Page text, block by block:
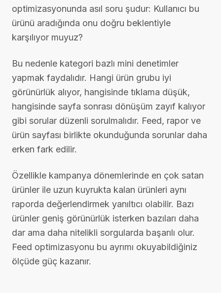
optimizasyonunda asıl soru şudur: Kullanıcı bu
ürünü aradığında onu doğru beklentiyle
karşılıyor muyuz?
Bu nedenle kategori bazlı mini denetimler
yapmak faydalıdır. Hangi ürün grubu iyi
görünürlük alıyor, hangisinde tıklama düşük,
hangisinde sayfa sonrası dönüşüm zayıf kalıyor
gibi sorular düzenli sorulmalıdır. Feed, rapor ve
ürün sayfası birlikte okunduğunda sorunlar daha
erken fark edilir.
Özellikle kampanya dönemlerinde en çok satan
ürünler ile uzun kuyrukta kalan ürünleri aynı
raporda değerlendirmek yanıltıcı olabilir. Bazı
ürünler geniş görünürlük isterken bazıları daha
dar ama daha nitelikli sorgularda başarılı olur.
Feed optimizasyonu bu ayrımı okuyabildiğiniz
ölçüde güç kazanır.